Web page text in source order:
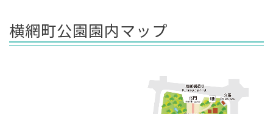
横網町公園園内マップ